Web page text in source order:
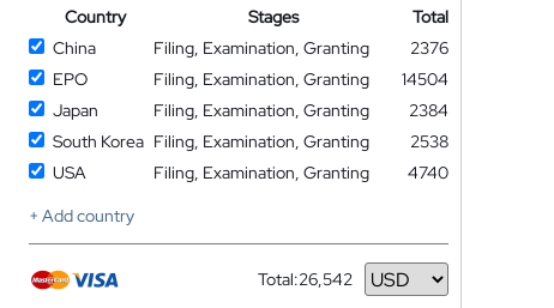
Country
Stages
Total
China
Filing, Examination, Granting
2376
EPO
Filing, Examination, Granting
14504
Japan
Filing, Examination, Granting
2384
South Korea Filing, Examination, Granting
2538
USA
Filing, Examination, Granting
4740
+ Add country
Total:26,542
Currency